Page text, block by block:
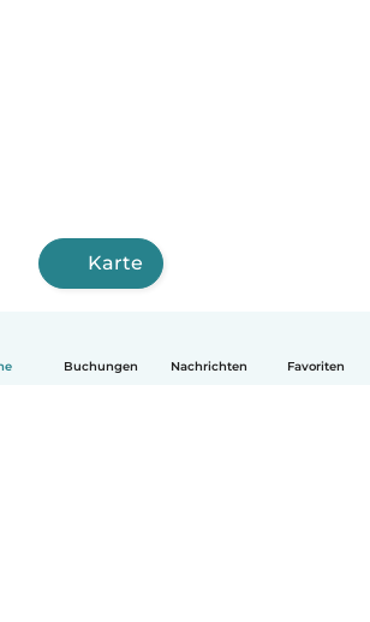
Buchungen Nachrichten Favoriten
Karte